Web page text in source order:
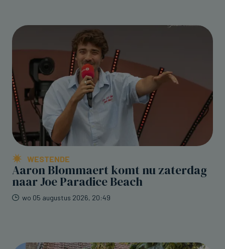
WESTENDE
Aaron Blommaert komt nu zaterdag
naar Joe Paradice Beach
wo 05 augustus 2026, 20:49